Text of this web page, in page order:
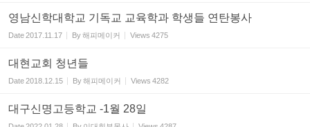
영남신학대학교 기독교 교육학과 학생들 연탄봉사
Date2017.11.17 By해피메이커 Views 4275
대현교회 청년들
Date2018.12.15 By해피메이커 Views 4282
대구신명고등학교 -1월 28일